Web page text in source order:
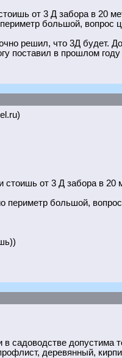
от 3 Д забора в 20
большой, вопрос
решил, что 3Д будет.
поставил в прошлом
от 3 Д забора в 20
периметр большой,
в садоводстве
деревянный,